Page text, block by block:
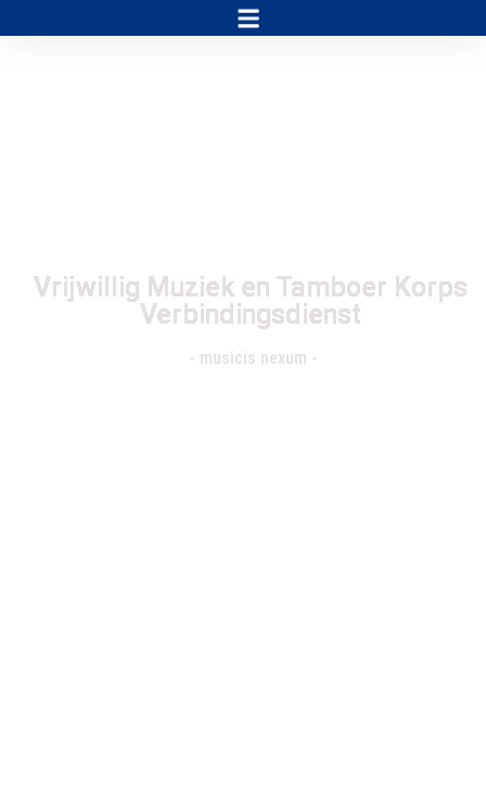
Vrijwillig Muziek en Tamboer Korps
Verbindingsdienst
- musicis nexum -